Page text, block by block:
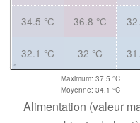
34.5 °C 36.8 °C
32.1 °C 32 °C
Maximum: 37.5 °C
Moyenne: 34.1 °C
Alimentation (valeur